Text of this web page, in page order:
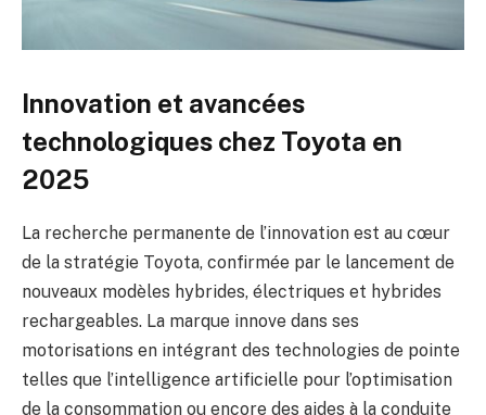
Innovation et avancées
technologiques chez Toyota en
2025
La recherche permanente de l’innovation est au cœur
de la stratégie Toyota, confirmée par le lancement de
nouveaux modèles hybrides, électriques et hybrides
rechargeables. La marque innove dans ses
motorisations en intégrant des technologies de pointe
telles que l’intelligence artificielle pour l’optimisation
de la consommation ou encore des aides à la conduite